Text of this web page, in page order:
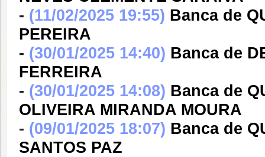
- (11/02/2025 19:55) Banca de
PEREIRA
- (30/01/2025 14:40) Banca de
FERREIRA
- (30/01/2025 14:08) Banca de
OLIVEIRA MIRANDA MOURA
- (09/01/2025 18:07) Banca de
SANTOS PAZ